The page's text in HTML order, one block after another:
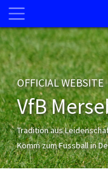
OFFICIAL WEBSITE
VfB
Tradition aus
Komm zum Fussball in